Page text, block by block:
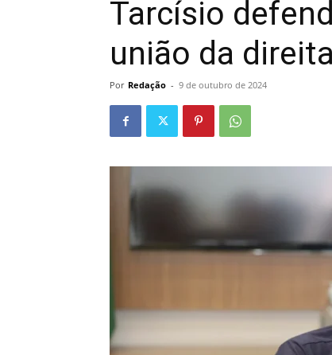
Tarcísio
união da direita
Por Redação - 9 de outubro de 2024